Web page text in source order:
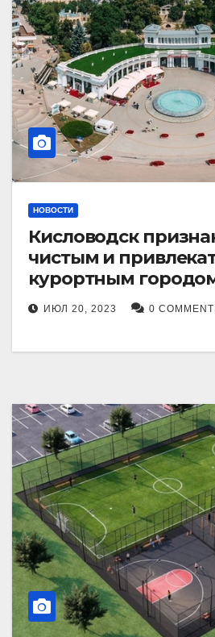
НОВОСТИ
Кисловодск
чистым и
курортным
ИЮЛ 20, 2023 0